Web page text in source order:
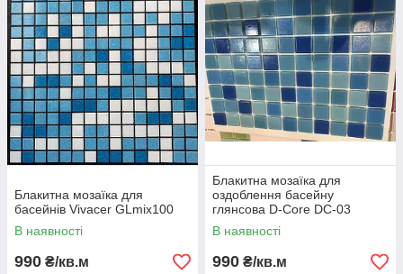
Блакитна мозаїка для
басейнів Vivacer GLmix100
В наявності
990 ₴/кв.м
Блакитна мозаїка для
оздоблення басейну
глянсова D-Core DC-03
В наявності
990 ₴/кв.м